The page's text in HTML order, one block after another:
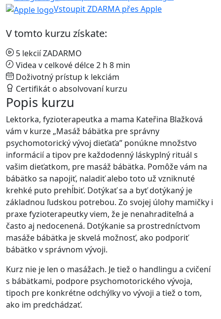
Vstoupit ZDARMA přes Apple
V tomto kurzu získate:
5 lekcií ZADARMO
Videa v celkové délce 2 h 8 min
Doživotný prístup k lekciám
Certifikát o absolvovaní kurzu
Popis kurzu
Lektorka, fyzioterapeutka a mama Kateřina Blažková
vám v kurze „Masáž bábätka pre správny
psychomotorický vývoj dieťaťa” ponúkne množstvo
informácií a tipov pre každodenný láskyplný rituál s
vašim dieťatkom, pre masáž bábätka. Pomôže vám na
bábätko sa napojiť, naladiť alebo toto už vzniknuté
krehké puto prehĺbiť. Dotýkať sa a byť dotýkaný je
základnou ľudskou potrebou. Zo svojej úlohy mamičky i
praxe fyzioterapeutky viem, že je nenahraditeľná a
často aj nedocenená. Dotýkanie sa prostredníctvom
masáže bábätka je skvelá možnosť, ako podporiť
bábätko v správnom vývoji.
Kurz nie je len o masážach. Je tiež o handlingu a cvičení
s bábätkami, podpore psychomotorického vývoja,
tipoch pre konkrétne odchýlky vo vývoji a tiež o tom,
ako im predchádzať.